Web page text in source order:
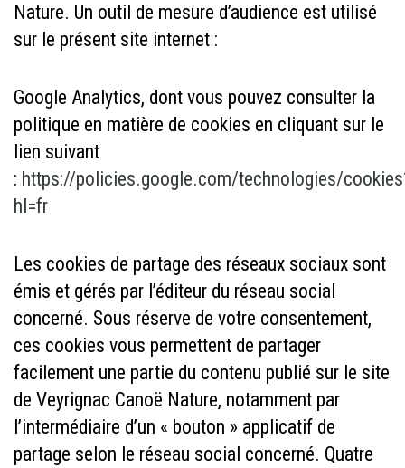
Nature. Un outil de mesure d’audience est utilisé
sur le présent site internet :
Google Analytics, dont vous pouvez consulter la
politique en matière de cookies en cliquant sur le
lien suivant
: https://policies.google.com/technologies/
hl=fr
Les cookies de partage des réseaux sociaux sont
émis et gérés par l’éditeur du réseau social
concerné. Sous réserve de votre consentement,
ces cookies vous permettent de partager
facilement une partie du contenu publié sur le site
de Veyrignac Canoë Nature, notamment par
l’intermédiaire d’un « bouton » applicatif de
partage selon le réseau social concerné. Quatre